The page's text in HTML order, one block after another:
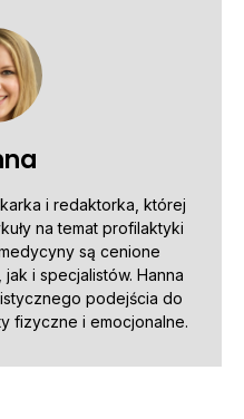
i redaktorka, której
na temat profilaktyki
są cenione
i specjalistów. Hanna
podejścia do
fizyczne i emocjonalne.